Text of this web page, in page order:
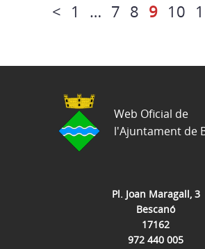
< 1 … 7 8 9 10
Pl. Joan Maragall, 3
Bescanó
17162
972 440 005
Web Oficial de
l'Ajuntament de